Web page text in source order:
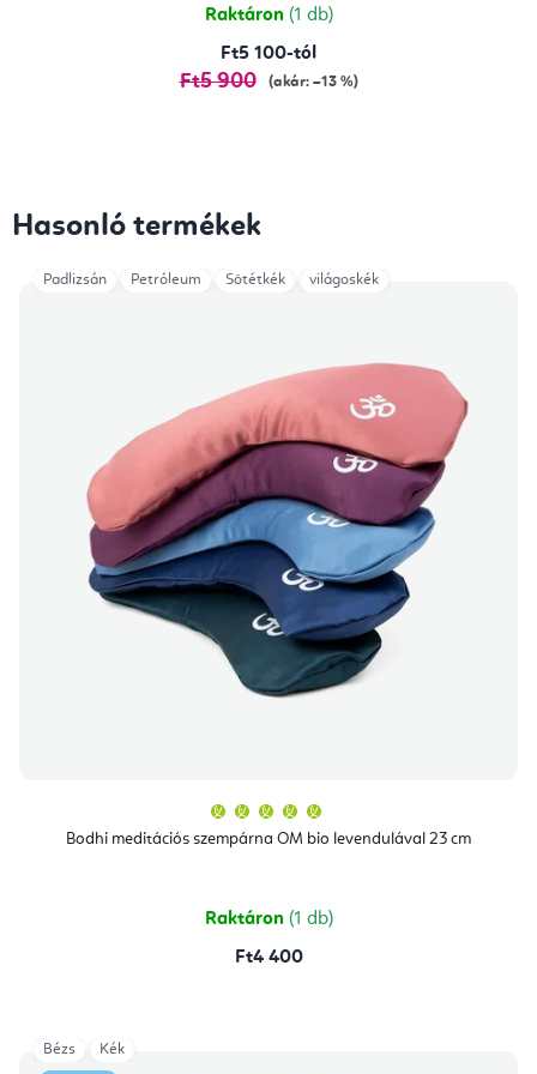
Raktáron (1 db)
Ft5 100-tól
Ft5 900 (akár: –13 %)
Hasonló termékek
Bodhi meditációs szempárna OM bio levendulával 23 cm
átlagos
értékelése
csillag.
Raktáron (1 db)
Ft4 400
Padlizsán Petróleum Sötétkék világoskék
Bézs Kék